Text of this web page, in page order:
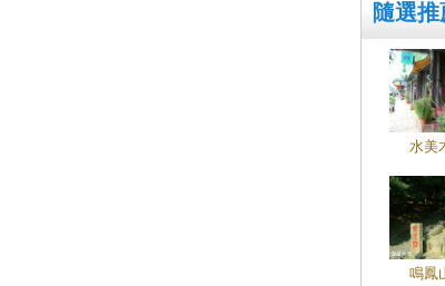
隨選推
水美
鳴鳳